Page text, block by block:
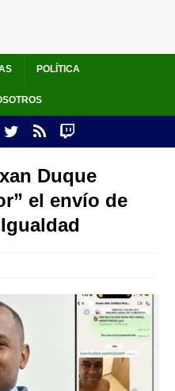
POLÍTICA
Duque
el envío de